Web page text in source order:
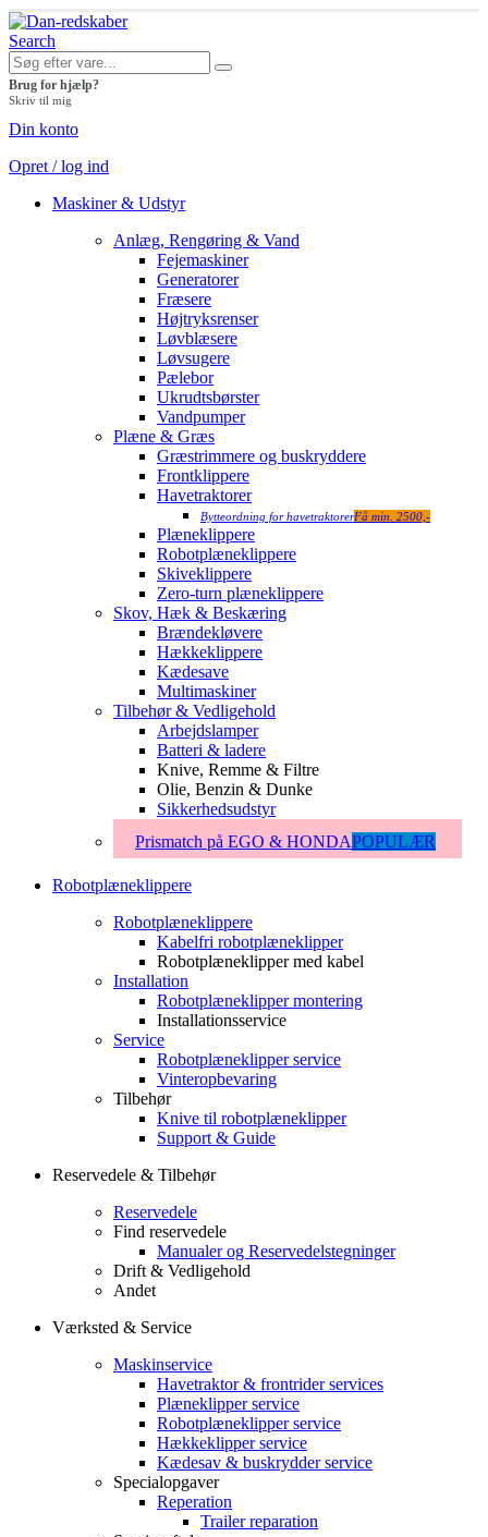
Search
Brug for hjælp?
Skriv til mig
Din konto
Opret / log ind
Maskiner & Udstyr
Anlæg, Rengøring & Vand
Fejemaskiner
Generatorer
Fræsere
Højtryksrenser
Løvblæsere
Løvsugere
Pælebor
Ukrudtsbørster
Vandpumper
Plæne & Græs
Græstrimmere og buskryddere
Frontklippere
Havetraktorer
Bytteordning for havetraktorerFå min. 2500,-
Plæneklippere
Robotplæneklippere
Skiveklippere
Zero-turn plæneklippere
Skov, Hæk & Beskæring
Brændekløvere
Hækkeklippere
Kædesave
Multimaskiner
Tilbehør & Vedligehold
Arbejdslamper
Batteri & ladere
Knive, Remme & Filtre
Olie, Benzin & Dunke
Sikkerhedsudstyr
Prismatch på EGO & HONDAPOPULÆR
Robotplæneklippere
Robotplæneklippere
Kabelfri robotplæneklipper
Robotplæneklipper med kabel
Installation
Robotplæneklipper montering
Installationsservice
Service
Robotplæneklipper service
Vinteropbevaring
Tilbehør
Knive til robotplæneklipper
Support & Guide
Reservedele & Tilbehør
Reservedele
Find reservedele
Manualer og Reservedelstegninger
Drift & Vedligehold
Andet
Værksted & Service
Maskinservice
Havetraktor & frontrider services
Plæneklipper service
Robotplæneklipper service
Hækkeklipper service
Kædesav & buskrydder service
Specialopgaver
Reperation
Trailer reparation